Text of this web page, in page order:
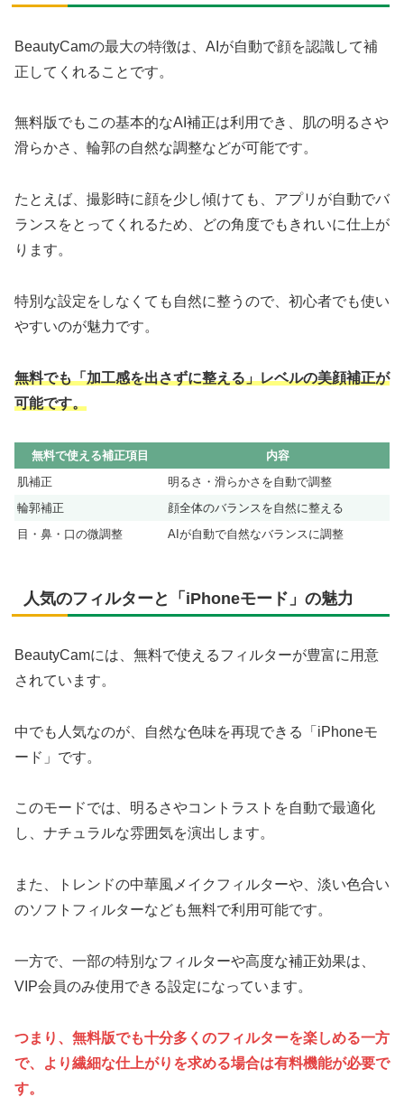
BeautyCamの最大の特徴は、AIが自動で顔を認識して補
正してくれることです。
無料版でもこの基本的なAI補正は利用でき、肌の明るさや
滑らかさ、輪郭の自然な調整などが可能です。
たとえば、撮影時に顔を少し傾けても、アプリが自動でバ
ランスをとってくれるため、どの角度でもきれいに仕上が
ります。
特別な設定をしなくても自然に整うので、初心者でも使い
やすいのが魅力です。
無料でも「加工感を出さずに整える」レベルの美顔補正が
可能です。
無料で使える補正項目
内容
肌補正
明るさ・滑らかさを自動で調整
輪郭補正
顔全体のバランスを自然に整える
目・鼻・口の微調整
AIが自動で自然なバランスに調整
人気のフィルターと「iPhoneモード」の魅力
BeautyCamには、無料で使えるフィルターが豊富に用意
されています。
中でも人気なのが、自然な色味を再現できる「iPhoneモ
ード」です。
このモードでは、明るさやコントラストを自動で最適化
し、ナチュラルな雰囲気を演出します。
また、トレンドの中華風メイクフィルターや、淡い色合い
のソフトフィルターなども無料で利用可能です。
一方で、一部の特別なフィルターや高度な補正効果は、
VIP会員のみ使用できる設定になっています。
つまり、無料版でも十分多くのフィルターを楽しめる一方
で、より繊細な仕上がりを求める場合は有料機能が必要で
す。